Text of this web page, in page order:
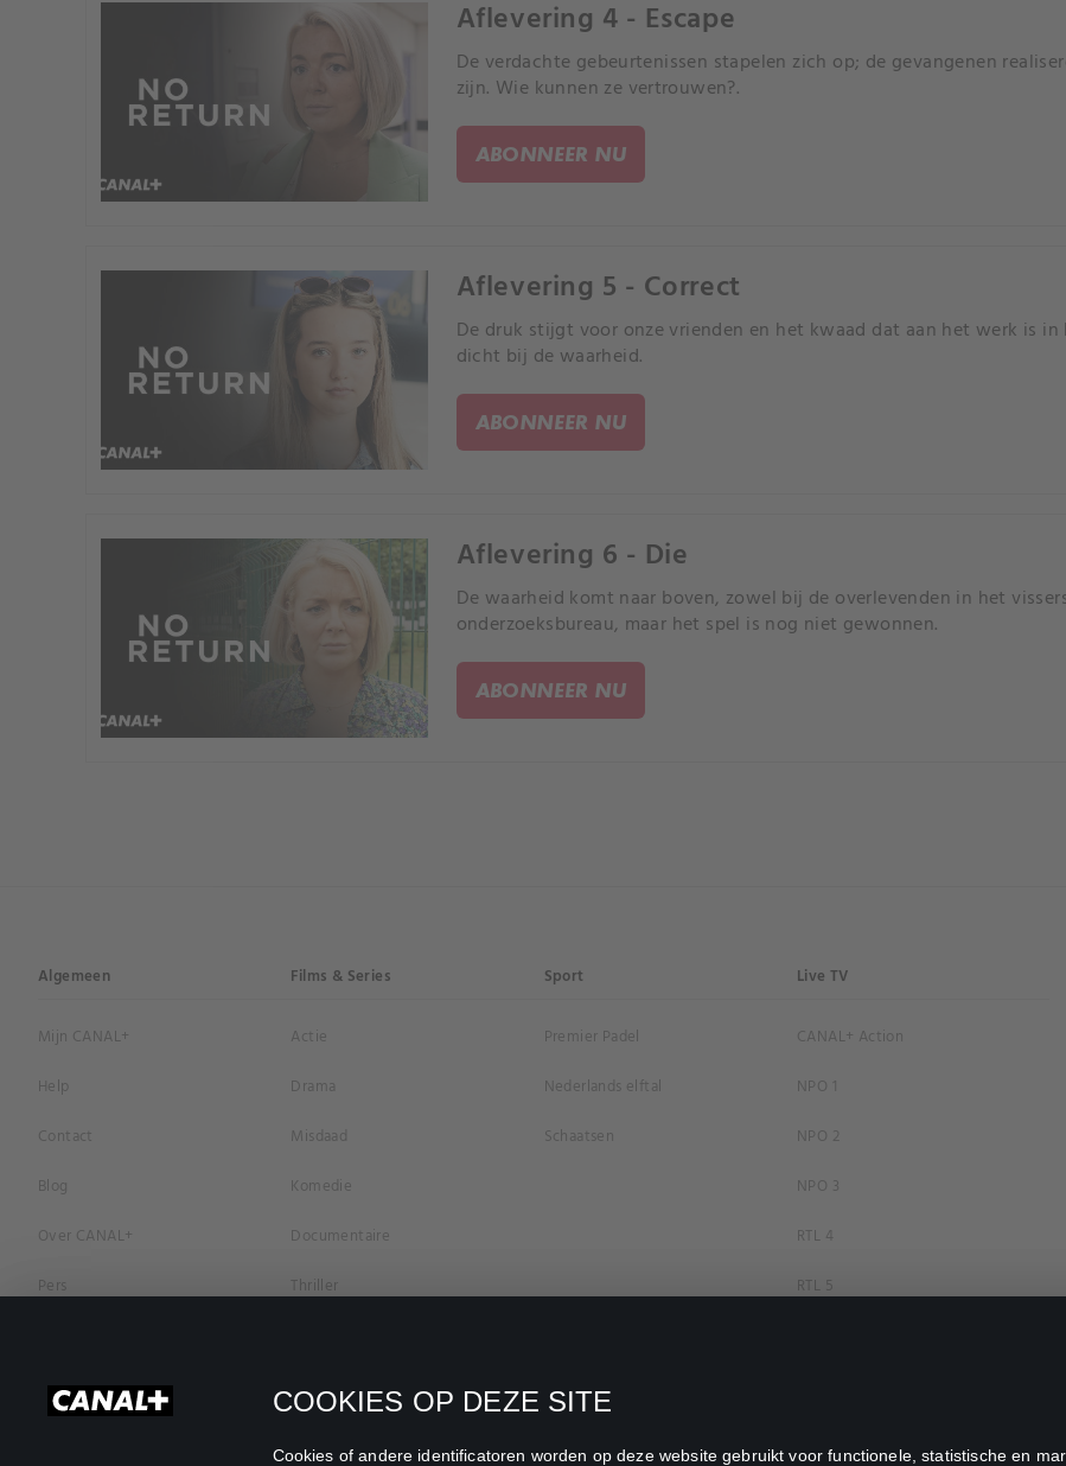
COOKIES OP DEZE SITE
Cookies of andere identificatoren worden op deze website gebruikt voor functionele, statistische en
Aflevering 4 - Escape
De verdachte gebeurtenissen stapelen zich op; de gevangenen
zijn. Wie kunnen ze vertrouwen?.
ABONNEER NU
Aflevering 5 - Correct
De druk stijgt voor onze vrienden en het kwaad dat aan het werk is
dicht bij de waarheid.
ABONNEER NU
Aflevering 6 - Die
De waarheid komt naar boven, zowel bij de overlevenden in het
onderzoeksbureau, maar het spel is nog niet gewonnen.
ABONNEER NU
Algemeen
Mijn CANAL+
Help
Contact
Blog
Over CANAL+
Pers
Privacybeleid
Films & Series
Actie
Drama
Misdaad
Komedie
Documentaire
Thriller
Romantiek
Sport
Premier Padel
Nederlands elftal
Schaatsen
Live TV
CANAL+ Action
NPO 1
NPO 2
NPO 3
RTL 4
RTL 5